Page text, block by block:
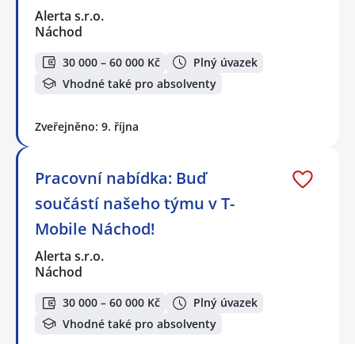
Alerta s.r.o.
Náchod
30 000 – 60 000 Kč
Plný úvazek
Vhodné také pro absolventy
Zveřejněno: 9. října
Pracovní nabídka: Buď
součástí našeho týmu v T-
Mobile Náchod!
Alerta s.r.o.
Náchod
30 000 – 60 000 Kč
Plný úvazek
Vhodné také pro absolventy